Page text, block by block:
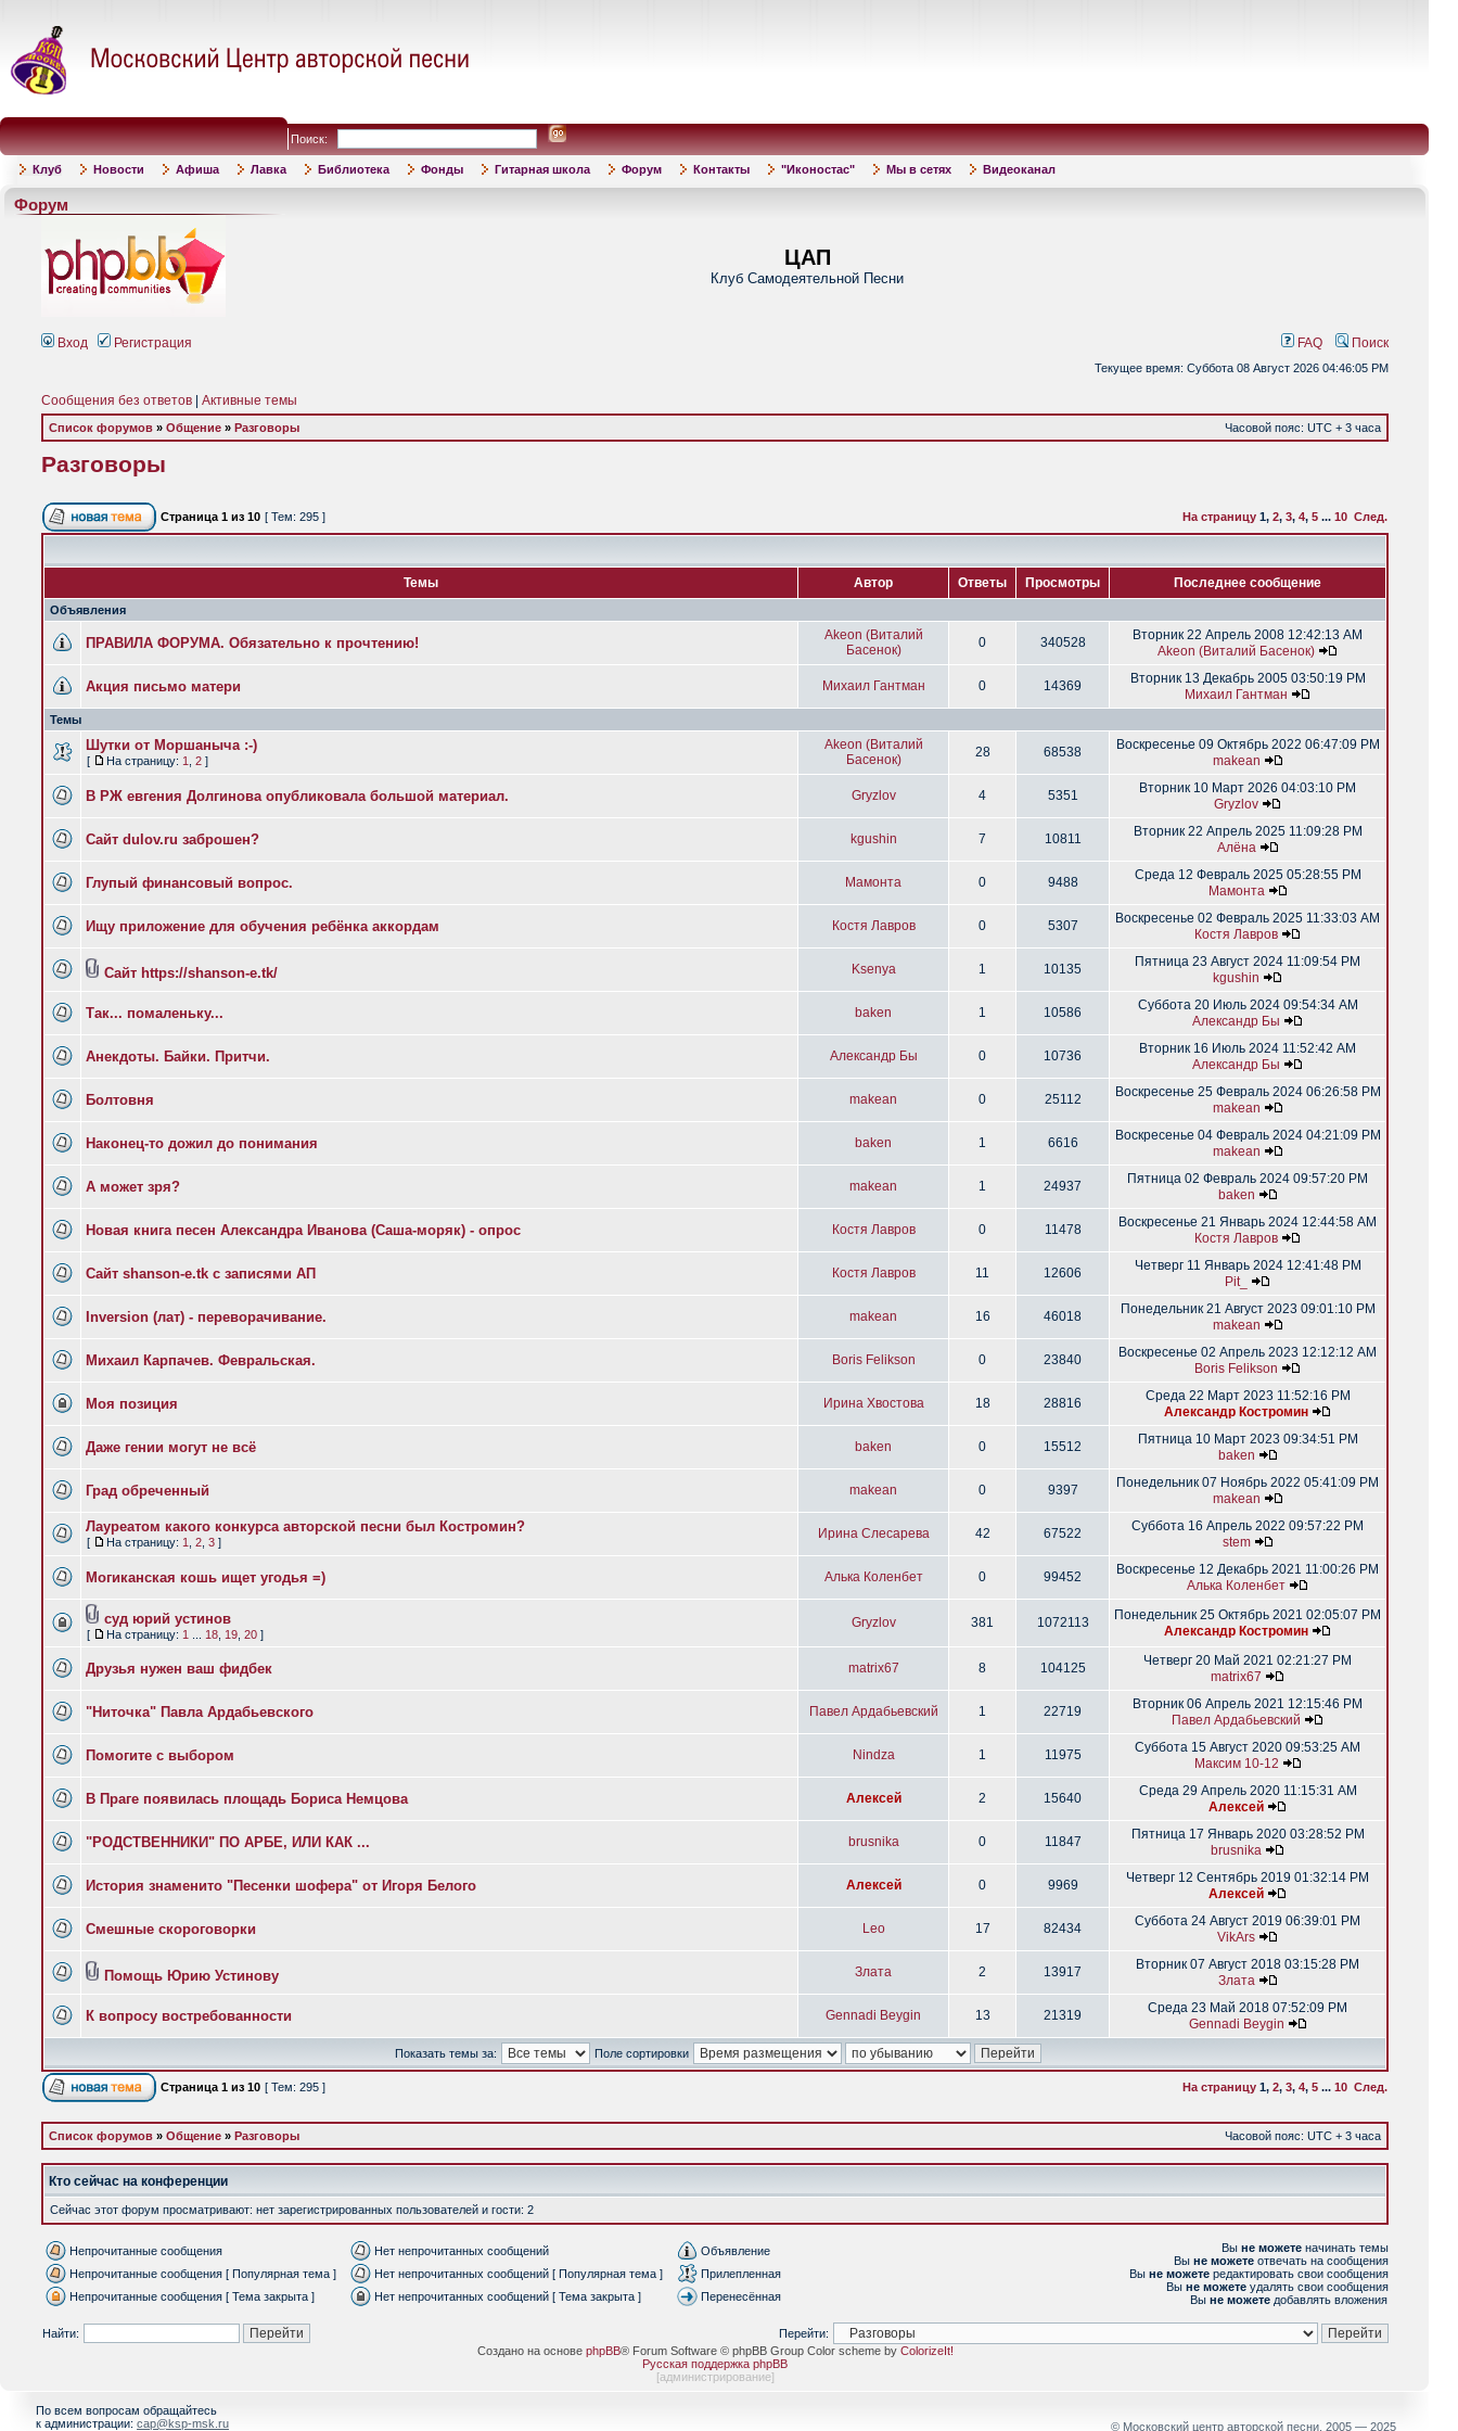
Поиск:
Клуб Новости Афиша Лавка Библиотека Фонды Гитарная школа Форум Контакты "Иконостас" Мы в сетях Видеоканал
Форум
ЦАП
Клуб Самодеятельной Песни
Вход Регистрация FAQ Поиск
Текущее время: Суббота 08 Август 2026 04:46:05 PM
Сообщения без ответов Активные темы
Список форумов » Общение » Разговоры Часовой пояс: UTC + 3 часа
Разговоры
Страница 1 из 10 [ Тем: 295 ] На страницу 1, 2, 3, 4, 5 ... 10 След.
Темы Автор Ответы Просмотры Последнее сообщение
Объявления
ПРАВИЛА ФОРУМА. Обязательно к прочтению!
Akeon (Виталий
Басенок)
0 340528
Вторник 22 Апрель 2008 12:42:13 AM
Akeon (Виталий Басенок)
Акция письмо матери Михаил Гантман 0 14369
Вторник 13 Декабрь 2005 03:50:19 PM
Михаил Гантман
Темы
Шутки от Моршаныча :-)
[ На страницу: 1 2 ]
Akeon (Виталий
Басенок)
28 68538
Воскресенье 09 Октябрь 2022 06:47:09 PM
makean
В РЖ евгения Долгинова опубликовала большой материал. Gryzlov 4 5351
Вторник 10 Март 2026 04:03:10 PM
Gryzlov
Сайт dulov.ru заброшен? kgushin 7 10811
Вторник 22 Апрель 2025 11:09:28 PM
Алёна
Глупый финансовый вопрос. Мамонта 0 9488
Среда 12 Февраль 2025 05:28:55 PM
Мамонта
Ищу приложение для обучения ребёнка аккордам Костя Лавров 0 5307
Воскресенье 02 Февраль 2025 11:33:03 AM
Костя Лавров
Сайт https://shanson-e.tk/ Ksenya 1 10135
Пятница 23 Август 2024 11:09:54 PM
kgushin
Так... помаленьку... baken 1 10586
Суббота 20 Июль 2024 09:54:34 AM
Александр Бы
Анекдоты. Байки. Притчи. Александр Бы 0 10736
Вторник 16 Июль 2024 11:52:42 AM
Александр Бы
Болтовня makean 0 25112
Воскресенье 25 Февраль 2024 06:26:58 PM
makean
Наконец-то дожил до понимания baken 1 6616
Воскресенье 04 Февраль 2024 04:21:09 PM
makean
А может зря? makean 1 24937
Пятница 02 Февраль 2024 09:57:20 PM
baken
Новая книга песен Александра Иванова (Саша-моряк) - опрос Костя Лавров 0 11478
Воскресенье 21 Январь 2024 12:44:58 AM
Костя Лавров
Сайт shanson-e.tk с записями АП Костя Лавров 11 12606
Четверг 11 Январь 2024 12:41:48 PM
Pit_
Inversion (лат) - переворачивание. makean 16 46018
Понедельник 21 Август 2023 09:01:10 PM
makean
Михаил Карпачев. Февральская. Boris Felikson 0 23840
Воскресенье 02 Апрель 2023 12:12:12 AM
Boris Felikson
Моя позиция Ирина Хвостова 18 28816
Среда 22 Март 2023 11:52:16 PM
Александр Костромин
Даже гении могут не всё baken 0 15512
Пятница 10 Март 2023 09:34:51 PM
baken
Град обреченный makean 0 9397
Понедельник 07 Ноябрь 2022 05:41:09 PM
makean
Лауреатом какого конкурса авторской песни был Костромин?
[ На страницу: 1 2 3 ]
Ирина Слесарева 42 67522
Суббота 16 Апрель 2022 09:57:22 PM
stem
Могиканская кошь ищет угодья =) Алька Коленбет 0 99452
Воскресенье 12 Декабрь 2021 11:00:26 PM
Алька Коленбет
суд юрий устинов
[ На страницу: 1 18 19 20 ]
Gryzlov 381 1072113
Понедельник 25 Октябрь 2021 02:05:07 PM
Александр Костромин
Друзья нужен ваш фидбек matrix67 8 104125
Четверг 20 Май 2021 02:21:27 PM
matrix67
"Ниточка" Павла Ардабьевского Павел Ардабьевский 1 22719
Вторник 06 Апрель 2021 12:15:46 PM
Павел Ардабьевский
Помогите с выбором Nindza 1 11975
Суббота 15 Август 2020 09:53:25 AM
Максим 10-12
В Праге появилась площадь Бориса Немцова Алексей 2 15640
Среда 29 Апрель 2020 11:15:31 AM
Алексей
"РОДСТВЕННИКИ" ПО АРБЕ, ИЛИ КАК ... brusnika 0 11847
Пятница 17 Январь 2020 03:28:52 PM
brusnika
История знаменито "Песенки шофера" от Игоря Белого Алексей 0 9969
Четверг 12 Сентябрь 2019 01:32:14 PM
Алексей
Смешные скороговорки Leo 17 82434
Суббота 24 Август 2019 06:39:01 PM
VikArs
Помощь Юрию Устинову Злата 2 13917
Вторник 07 Август 2018 03:15:28 PM
Злата
К вопросу востребованности Gennadi Beygin 13 21319
Среда 23 Май 2018 07:52:09 PM
Gennadi Beygin
Показать темы за: Поле сортировки
Страница 1 из 10 [ Тем: 295 ] На страницу 1, 2, 3, 4, 5 ... 10 След.
Список форумов » Общение » Разговоры Часовой пояс: UTC + 3 часа
Кто сейчас на конференции
Сейчас этот форум просматривают: нет зарегистрированных пользователей и гости: 2
Непрочитанные сообщения Нет непрочитанных сообщений
Объявление
Непрочитанные сообщения [ Популярная тема ]
Нет непрочитанных сообщений [ Популярная тема ]
Прилепленная
Непрочитанные сообщения [ Тема закрыта ]
Нет непрочитанных сообщений [ Тема закрыта ] Перенесённая
Вы не можете начинать темы
Вы не можете отвечать на сообщения
Вы не можете редактировать свои сообщения
Вы не можете удалять свои сообщения
Вы не можете добавлять вложения
Найти:
Перейти:
Создано на основе phpBB® Forum Software © phpBB Group Color scheme by ColorizeIt!
Русская поддержка phpBB
[администрирование]
По всем вопросам обращайтесь
к администрации: cap@ksp-msk.ru © Московский центр авторской песни, 2005 — 2025